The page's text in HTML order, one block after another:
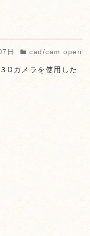
日 cad/cam open
Dカメラを使用した